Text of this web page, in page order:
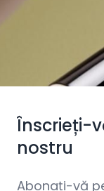
Înscrieți-
nostru
Abonați-vă